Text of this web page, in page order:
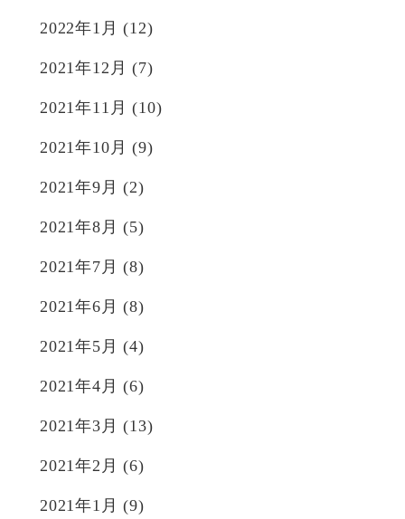
2022年1月 (12)
2021年12月 (7)
2021年11月 (10)
2021年10月 (9)
2021年9月 (2)
2021年8月 (5)
2021年7月 (8)
2021年6月 (8)
2021年5月 (4)
2021年4月 (6)
2021年3月 (13)
2021年2月 (6)
2021年1月 (9)